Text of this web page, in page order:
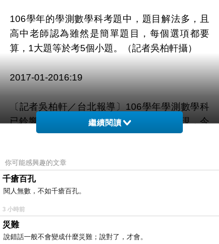
106學年的學測數學科考題中，題目解法多，且
高中老師認為雖然是簡單題目，每個選項都要
算，1大題等於考5個小題。（記者吳柏軒攝）
2017-01-2016:19
〔記者吳柏軒／台北報導〕106學年學測數學科
已鈴響，協助大考中心解題的高中老師發現，今
年考題是近3年最難，不少題目不能用單一觀念
不會的人若按部就班解題要3分鐘以上，憂心中
下程度學生將「考糊成一團」，建議大考中心出
題應避免。麗山高中數學老師黃靜寧表示，今年
試題沒有基本題型，1個題目都要連結好幾個觀
念，才能順利得到答案，整份試卷比起去年跟前
年都難，對中上程度的學生具有鑑別度，「適合
繼續閱讀
你可能感興趣的文章
千瘡百孔
閱人無數，不如千瘡百孔。
3 小時前
災難
說錯話一般不會變成什麼災難；說對了，才會。